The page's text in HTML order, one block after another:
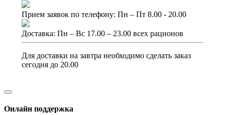
Прием заявок по телефону: Пн – Пт 8.00 - 20.00
Доставка: Пн – Вс 17.00 – 23.00 всех рационов
Для доставки на завтра необходимо сделать заказ
сегодня до 20.00
Онлайн поддержка